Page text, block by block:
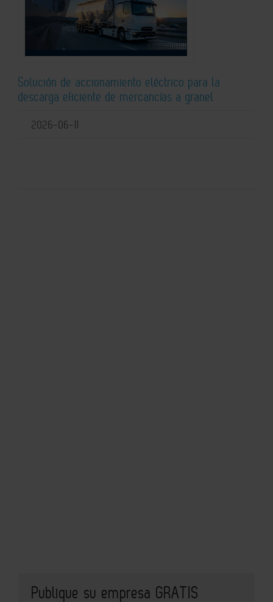
Solución de accionamiento eléctrico para la
descarga eficiente de mercancías a granel
2026-06-11
Publique su empresa GRATIS